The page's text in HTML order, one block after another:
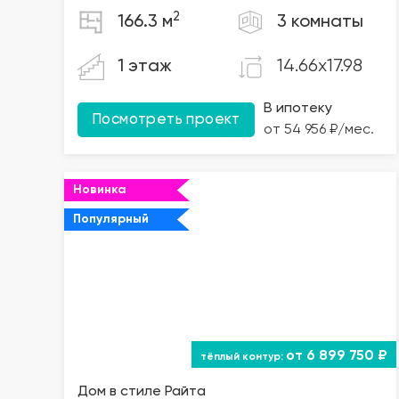
166.3 м2 3 комнаты
1 этаж 14.66x17.98
Посмотреть проект
В ипотеку
от 54 956 ₽/мес.
Новинка
Популярный
от 6 899 750 ₽
Дом в стиле Райта